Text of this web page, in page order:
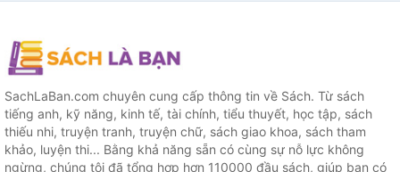
SachLaBan.com chuyên cung cấp thông tin về Sách. Từ sách
tiếng anh, kỹ năng, kinh tế, tài chính, tiểu thuyết, học tập, sách
thiếu nhi, truyện tranh, truyện chữ, sách giao khoa, sách tham
khảo, luyện thi... Bằng khả năng sẵn có cùng sự nỗ lực không
ngừng, chúng tôi đã tổng hợp hơn 110000 đầu sách, giúp bạn có